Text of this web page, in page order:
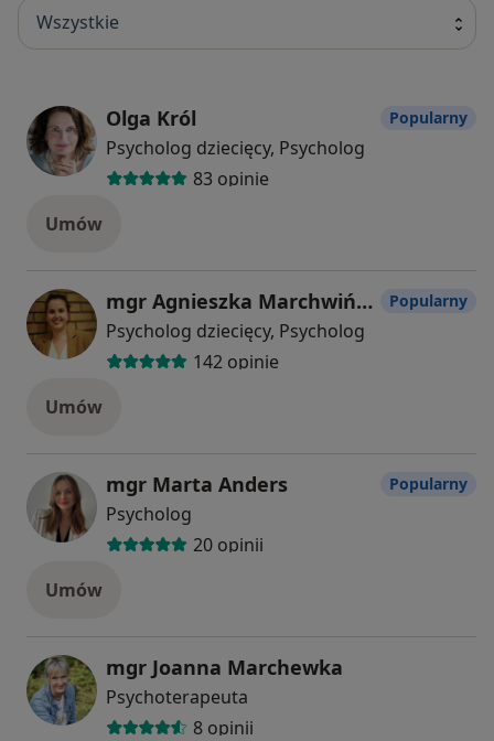
Wszystkie
Olga Król
Psycholog dziecięcy, Psycholog
83 opinie
Popularny
Umów
mgr Agnieszka Marchwińska-Płóciniczak
Psycholog dziecięcy, Psycholog
142 opinie
Popularny
Umów
mgr Marta Anders
Psycholog
20 opinii
Popularny
Umów
mgr Joanna Marchewka
Psychoterapeuta
8 opinii